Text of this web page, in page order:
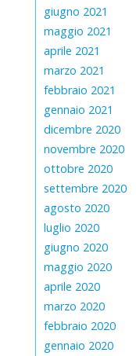
giugno 2021
maggio 2021
aprile 2021
marzo 2021
febbraio 2021
gennaio 2021
dicembre 2020
novembre 2020
ottobre 2020
settembre 2020
agosto 2020
luglio 2020
giugno 2020
maggio 2020
aprile 2020
marzo 2020
febbraio 2020
gennaio 2020